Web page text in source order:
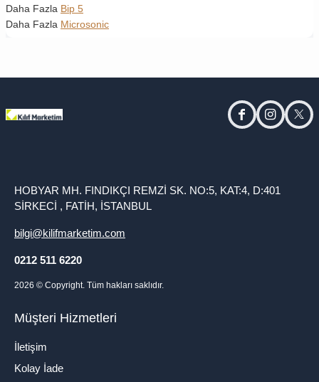
Daha Fazla Bip 5
Daha Fazla Microsonic
facebookinstagram
HOBYAR MH. FINDIKÇI REMZİ SK. NO:5, KAT:4, D:401
SİRKECİ , FATİH, İSTANBUL
bilgi@kilifmarketim.com
0212 511 6220
2026 © Copyright. Tüm hakları saklıdır.
Müşteri Hizmetleri
İletişim
Kolay İade